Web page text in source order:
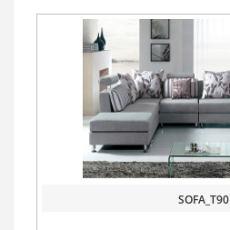
SOFA_T90